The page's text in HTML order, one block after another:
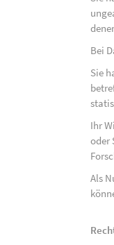
Bei
Sie
Ihr
oder
Als